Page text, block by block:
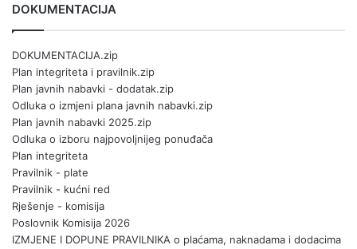
DOKUMENTACIJA
DOKUMENTACIJA.zip
Plan integriteta i pravilnik.zip
Plan javnih nabavki - dodatak.zip
Odluka o izmjeni plana javnih nabavki.zip
Plan javnih nabavki 2025.zip
Odluka o izboru najpovoljnijeg ponuđača
Plan integriteta
Pravilnik - plate
Pravilnik - kućni red
Rješenje - komisija
Poslovnik Komisija 2026
IZMJENE I DOPUNE PRAVILNIKA o plaćama, naknadama i dodacima